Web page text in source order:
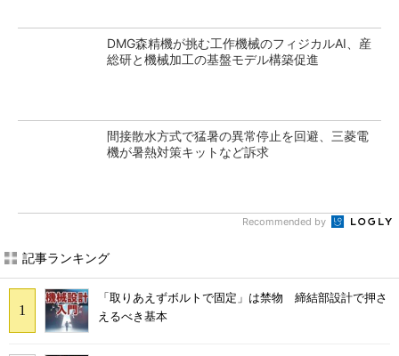
DMG森精機が挑む工作機械のフィジカルAI、産
総研と機械加工の基盤モデル構築促進
間接散水方式で猛暑の異常停止を回避、三菱電
機が暑熱対策キットなど訴求
Recommended by
記事ランキング
「取りあえずボルトで固定」は禁物 締結部設計で押さ
えるべき基本